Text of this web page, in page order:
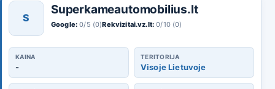
S
Superkameautomobilius.lt
Google: 0/5 (0)Rekvizitai.vz.lt: 0/10 (0)
KAINA
-
TERITORIJA
Visoje Lietuvoje